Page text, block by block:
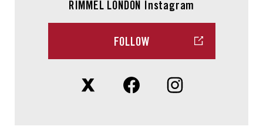
RIMMEL LONDON Instagram
FOLLOW